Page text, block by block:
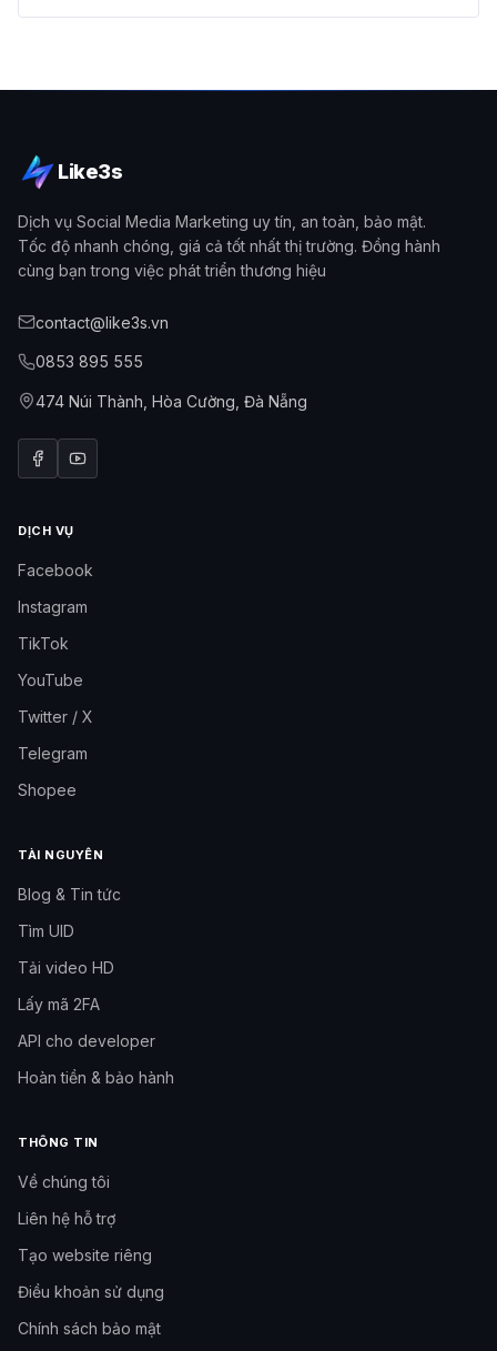
Like3s
Dịch vụ Social Media Marketing uy tín, an toàn, bảo mật.
Tốc độ nhanh chóng, giá cả tốt nhất thị trường. Đồng hành
cùng bạn trong việc phát triển thương hiệu
contact@like3s.vn
0853 895 555
474 Núi Thành, Hòa Cường, Đà Nẵng
DỊCH VỤ
Facebook
Instagram
TikTok
YouTube
Twitter / X
Telegram
Shopee
TÀI NGUYÊN
Blog & Tin tức
Tìm UID
Tải video HD
Lấy mã 2FA
API cho developer
Hoàn tiền & bảo hành
THÔNG TIN
Về chúng tôi
Liên hệ hỗ trợ
Tạo website riêng
Điều khoản sử dụng
Chính sách bảo mật